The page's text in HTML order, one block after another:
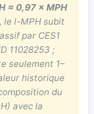
≈ 0,97 × MPH
le l-MPH subit
par CES1
11028253 ;
seulement 1–
historique
du
avec la